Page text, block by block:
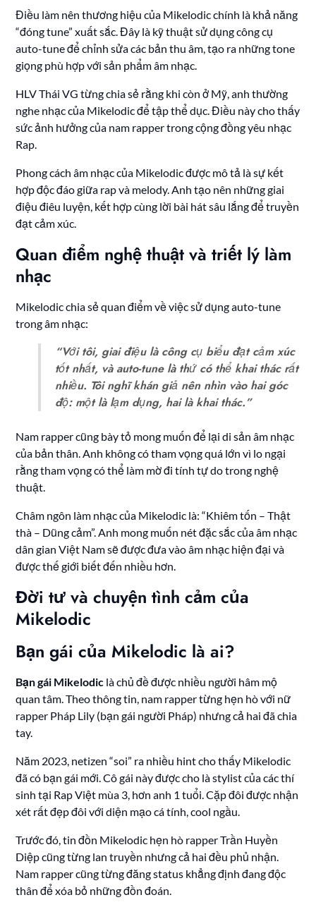
Điều làm nên thương hiệu của Mikelodic chính là khả năng
“đóng tune” xuất sắc. Đây là kỹ thuật sử dụng công cụ
auto-tune để chỉnh sửa các bản thu âm, tạo ra những tone
giọng phù hợp với sản phẩm âm nhạc.
HLV Thái VG từng chia sẻ rằng khi còn ở Mỹ, anh thường
nghe nhạc của Mikelodic để tập thể dục. Điều này cho thấy
sức ảnh hưởng của nam rapper trong cộng đồng yêu nhạc
Rap.
Phong cách âm nhạc của Mikelodic được mô tả là sự kết
hợp độc đáo giữa rap và melody. Anh tạo nên những giai
điệu điêu luyện, kết hợp cùng lời bài hát sâu lắng để truyền
đạt cảm xúc.
Quan điểm nghệ thuật và triết lý làm
nhạc
Mikelodic chia sẻ quan điểm về việc sử dụng auto-tune
trong âm nhạc:
“Với tôi, giai điệu là công cụ biểu đạt cảm xúc
tốt nhất, và auto-tune là thứ có thể khai thác rất
nhiều. Tôi nghĩ khán giả nên nhìn vào hai góc
độ: một là lạm dụng, hai là khai thác.”
Nam rapper cũng bày tỏ mong muốn để lại di sản âm nhạc
của bản thân. Anh không có tham vọng quá lớn vì lo ngại
rằng tham vọng có thể làm mờ đi tính tự do trong nghệ
thuật.
Châm ngôn làm nhạc của Mikelodic là: “Khiêm tốn – Thật
thà – Dũng cảm”. Anh mong muốn nét đặc sắc của âm nhạc
dân gian Việt Nam sẽ được đưa vào âm nhạc hiện đại và
được thế giới biết đến nhiều hơn.
Đời tư và chuyện tình cảm của
Mikelodic
Bạn gái của Mikelodic là ai?
Bạn gái Mikelodic là chủ đề được nhiều người hâm mộ
quan tâm. Theo thông tin, nam rapper từng hẹn hò với nữ
rapper Pháp Lily (bạn gái người Pháp) nhưng cả hai đã chia
tay.
Năm 2023, netizen “soi” ra nhiều hint cho thấy Mikelodic
đã có bạn gái mới. Cô gái này được cho là stylist của các thí
sinh tại Rap Việt mùa 3, hơn anh 1 tuổi. Cặp đôi được nhận
xét rất đẹp đôi với diện mạo cá tính, cool ngầu.
Trước đó, tin đồn Mikelodic hẹn hò rapper Trần Huyền
Diệp cũng từng lan truyền nhưng cả hai đều phủ nhận.
Nam rapper cũng từng đăng status khẳng định đang độc
thân để xóa bỏ những đồn đoán.